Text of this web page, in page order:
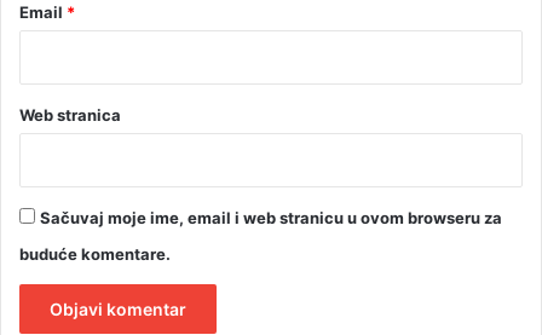
Email *
Web stranica
Sačuvaj moje ime, email i web stranicu u ovom browseru za
buduće komentare.